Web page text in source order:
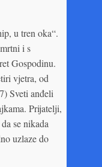
u tren oka“.
i s
Gospodinu.
vjetra, od
Sveti anđeli
Prijatelji,
se nikada
uzlaze do